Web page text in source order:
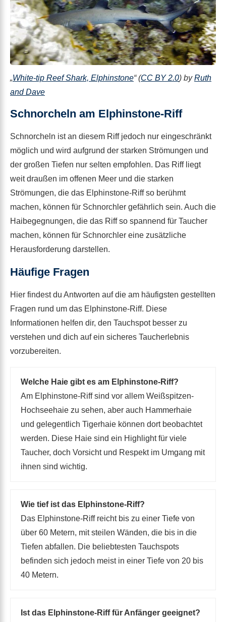
„White-tip Reef Shark, Elphinstone“ (CC BY 2.0) byRuth
and Dave
Schnorcheln am Elphinstone-Riff
Schnorcheln ist an diesem Riff jedoch nur eingeschränkt
möglich und wird aufgrund der starken Strömungen und
der großen Tiefen nur selten empfohlen. Das Riff liegt
weit draußen im offenen Meer und die starken
Strömungen, die das Elphinstone-Riff so berühmt
machen, können für Schnorchler gefährlich sein. Auch die
Haibegegnungen, die das Riff so spannend für Taucher
machen, können für Schnorchler eine zusätzliche
Herausforderung darstellen.
Häufige Fragen
Hier findest du Antworten auf die am häufigsten gestellten
Fragen rund um das Elphinstone-Riff. Diese
Informationen helfen dir, den Tauchspot besser zu
verstehen und dich auf ein sicheres Taucherlebnis
vorzubereiten.
Welche Haie gibt es am Elphinstone-Riff?
Am Elphinstone-Riff sind vor allem Weißspitzen-
Hochseehaie zu sehen, aber auch Hammerhaie
und gelegentlich Tigerhaie können dort beobachtet
werden. Diese Haie sind ein Highlight für viele
Taucher, doch Vorsicht und Respekt im Umgang mit
ihnen sind wichtig.
Wie tief ist das Elphinstone-Riff?
Das Elphinstone-Riff reicht bis zu einer Tiefe von
über 60 Metern, mit steilen Wänden, die bis in die
Tiefen abfallen. Die beliebtesten Tauchspots
befinden sich jedoch meist in einer Tiefe von 20 bis
40 Metern.
Ist das Elphinstone-Riff für Anfänger geeignet?